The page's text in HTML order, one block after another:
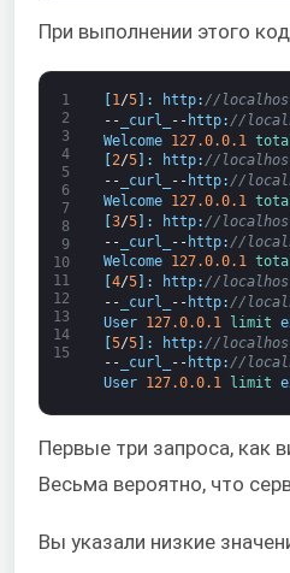
При выполнении этого
1
2
3
4
5
6
7
8
9
10
11
12
13
14
15
1/5] : http: //
-- _curl_ -- http: //
Welcome
127.0.0.1
2/5] : http: //
-- _curl_ -- http: //
Welcome
127.0.0.1
[3/5] : http: //
-- _curl_ -- http: //
Welcome
127.0.0.1
4/5] : http: //
-- _curl_ -- http: //
User
127.0.0.1 limit
[5/5] : http: //
-- _curl_ -- http: //
User
127.0.0.1 limit
Первые три запроса, как
Весьма вероятно, что
Вы указали низкие